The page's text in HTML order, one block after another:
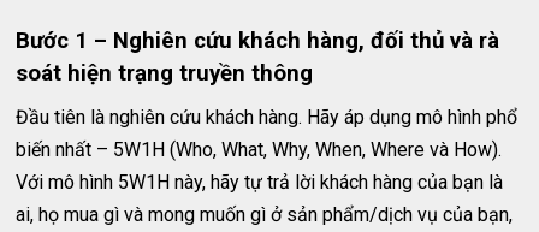
Bước 1 – Nghiên cứu khách hàng, đối thủ và rà
soát hiện trạng truyền thông
Đầu tiên là nghiên cứu khách hàng. Hãy áp dụng mô hình phổ
biến nhất – 5W1H (Who, What, Why, When, Where và How).
Với mô hình 5W1H này, hãy tự trả lời khách hàng của bạn là
ai, họ mua gì và mong muốn gì ở sản phẩm/dịch vụ của bạn,